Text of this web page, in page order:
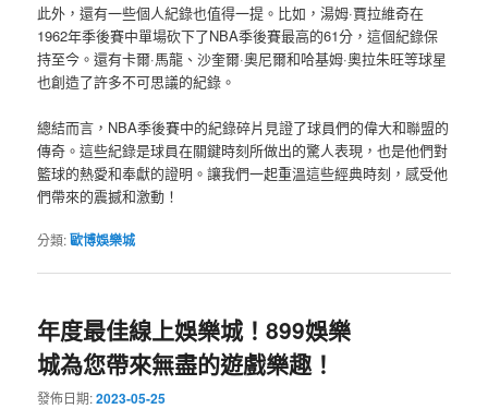
此外，還有一些個人紀錄也值得一提。比如，湯姆·賈拉維奇在
1962年季後賽中單場砍下了NBA季後賽最高的61分，這個紀錄保
持至今。還有卡爾·馬龍、沙奎爾·奧尼爾和哈基姆·奧拉朱旺等球星
也創造了許多不可思議的紀錄。
總結而言，NBA季後賽中的紀錄碎片見證了球員們的偉大和聯盟的
傳奇。這些紀錄是球員在關鍵時刻所做出的驚人表現，也是他們對
籃球的熱愛和奉獻的證明。讓我們一起重溫這些經典時刻，感受他
們帶來的震撼和激動！
分類:歐博娛樂城
年度最佳線上娛樂城！899娛樂
城為您帶來無盡的遊戲樂趣！
發佈日期:2023-05-25